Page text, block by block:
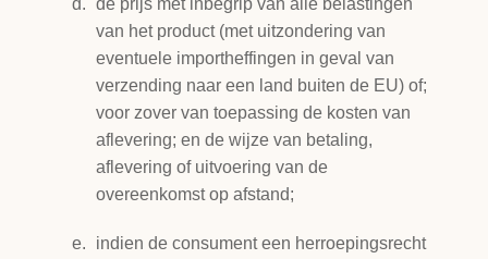
de prijs met inbegrip van alle belastingen
van het product (met uitzondering van
eventuele importheffingen in geval van
verzending naar een land buiten de EU) of;
voor zover van toepassing de kosten van
aflevering; en de wijze van betaling,
aflevering of uitvoering van de
overeenkomst op afstand;
indien de consument een herroepingsrecht